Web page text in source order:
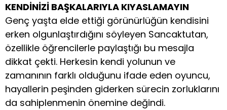
KENDİNİZİ BAŞKALARIYLA KIYASLAMAYIN
Genç yaşta elde ettiği görünürlüğün kendisini
erken olgunlaştırdığını söyleyen Sancaktutan,
özellikle öğrencilerle paylaştığı bu mesajla
dikkat çekti. Herkesin kendi yolunun ve
zamanının farklı olduğunu ifade eden oyuncu,
hayallerin peşinden giderken sürecin zorluklarını
da sahiplenmenin önemine değindi.